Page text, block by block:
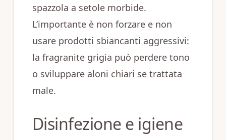
spazzola a setole morbide.
L’importante è non forzare e non
usare prodotti sbiancanti aggressivi:
la fragranite grigia può perdere tono
o sviluppare aloni chiari se trattata
male.
Disinfezione e igiene